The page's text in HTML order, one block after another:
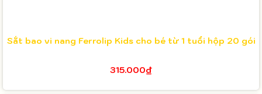
Sắt bao vi nang Ferrolip Kids cho bé từ 1 tuổi hộp 20 gói
315.000₫